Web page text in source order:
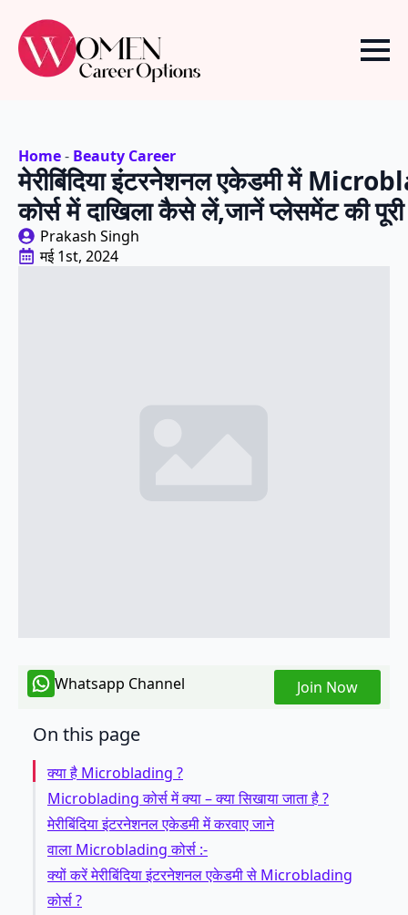
Home- Beauty Career
मेरीबिंदिया इंटरनेशनल एकेडमी में
कोर्स में दाखिला कैसे लें,जानें प्लेसमेंट की पूरी
Prakash Singh
मई 1st, 2024
Whatsapp Channel Join Now
On this page
क्या है Microblading ?
Microblading कोर्स में क्या – क्या सिखाया जाता है ?
मेरीबिंदिया इंटरनेशनल एकेडमी में करवाए जाने
वाला Microblading कोर्स :-
क्यों करें मेरीबिंदिया इंटरनेशनल एकेडमी से Microblading
कोर्स ?